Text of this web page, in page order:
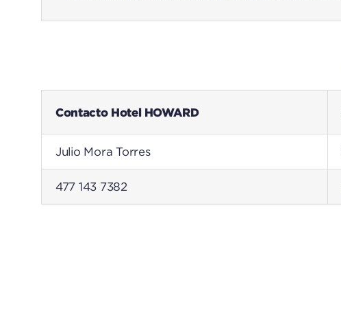
Contacto Hotel HOWARD
Julio Mora Torres
477 143 7382